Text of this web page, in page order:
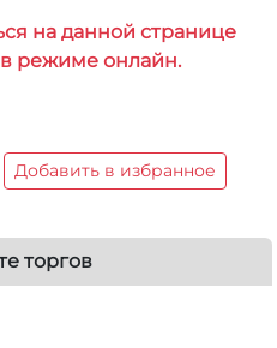
на данной странице
режиме онлайн.
Добавить в избранное
торгов